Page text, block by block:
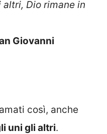
Dio rimane in
Giovanni
così, anche
uni gli altri.